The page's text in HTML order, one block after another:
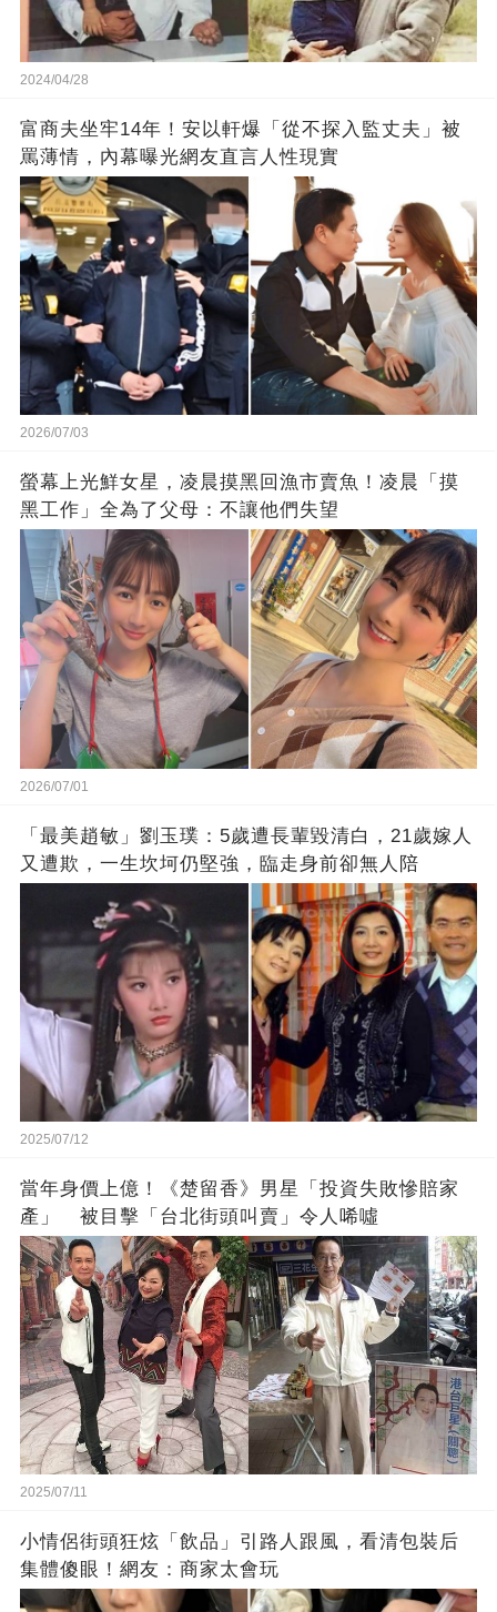
2024/04/28
富商夫坐牢14年！安以軒爆「從不探入監丈夫」被
罵薄情，內幕曝光網友直言人性現實
2026/07/03
螢幕上光鮮女星，凌晨摸黑回漁市賣魚！凌晨「摸
黑工作」全為了父母：不讓他們失望
2026/07/01
「最美趙敏」劉玉璞：5歲遭長輩毀清白，21歲嫁人
又遭欺，一生坎坷仍堅強，臨走身前卻無人陪
2025/07/12
當年身價上億！《楚留香》男星「投資失敗慘賠家
產」 被目擊「台北街頭叫賣」令人唏噓
2025/07/11
小情侶街頭狂炫「飲品」引路人跟風，看清包裝后
集體傻眼！網友：商家太會玩